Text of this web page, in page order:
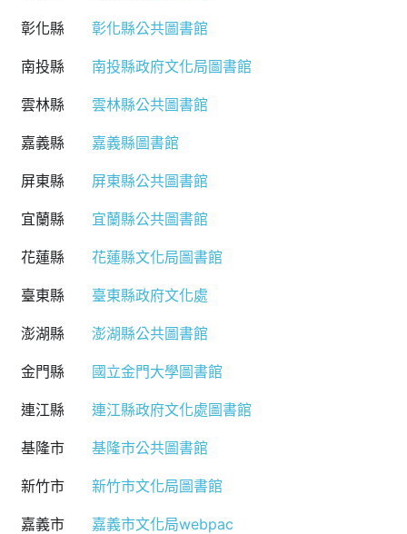
彰化縣 彰化縣公共圖書館
南投縣 南投縣政府文化局圖書館
雲林縣 雲林縣公共圖書館
嘉義縣 嘉義縣圖書館
屏東縣 屏東縣公共圖書館
宜蘭縣 宜蘭縣公共圖書館
花蓮縣 花蓮縣文化局圖書館
臺東縣 臺東縣政府文化處
澎湖縣 澎湖縣公共圖書館
金門縣 國立金門大學圖書館
連江縣 連江縣政府文化處圖書館
基隆市 基隆市公共圖書館
新竹市 新竹市文化局圖書館
嘉義市 嘉義市文化局webpac